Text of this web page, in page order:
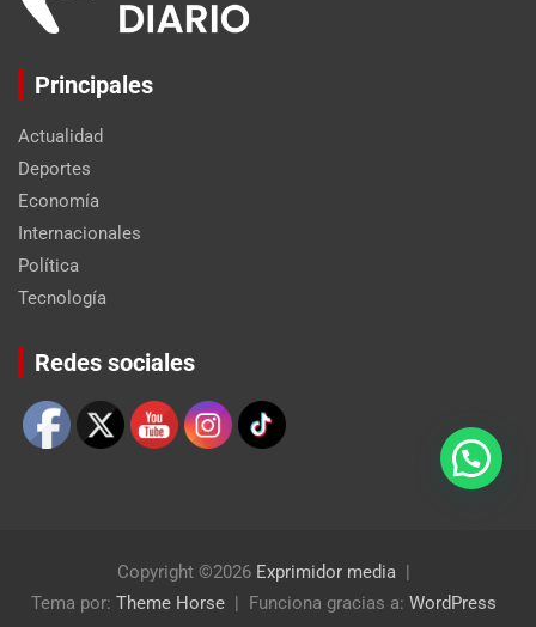
Principales
Actualidad
Deportes
Economía
Internacionales
Política
Tecnología
Redes sociales
Copyright ©2026 Exprimidor media
Tema por: Theme Horse Funciona gracias a: WordPress